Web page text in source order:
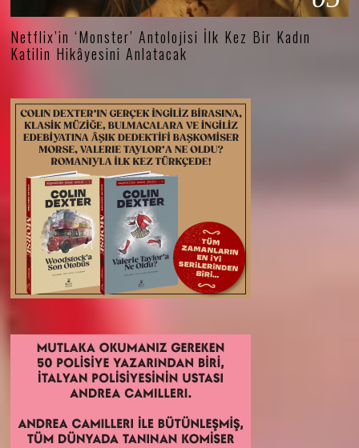
Netflix’in ‘Monster’ Antolojisi İlk Kez Bir Kadın
Katilin Hikâyesini Anlatacak